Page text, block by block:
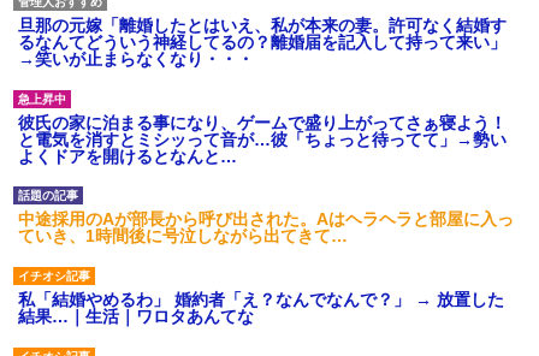
旦那の元嫁「離婚したとはいえ、私が本来の妻。許可なく結婚す
るなんてどういう神経してるの？離婚届を記入して持って来い」
→笑いが止まらなくなり・・・
彼氏の家に泊まる事になり、ゲームで盛り上がってさぁ寝よう！
と電気を消すとミシッって音が…彼「ちょっと待ってて」→勢い
よくドアを開けるとなんと…
中途採用のAが部長から呼び出された。Aはヘラヘラと部屋に入っ
ていき、1時間後に号泣しながら出てきて…
私「結婚やめるわ」 婚約者「え？なんでなんで？」 → 放置した
結果…｜生活｜ワロタあんてな